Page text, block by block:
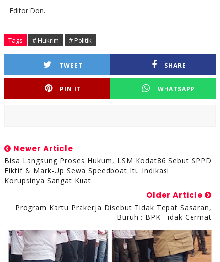
Editor Don.
Tags # Hukrim # Politik
TWEET SHARE
PIN IT WHATSAPP
Newer Article
Bisa Langsung Proses Hukum, LSM Kodat86 Sebut SPPD
Fiktif & Mark-Up Sewa Speedboat Itu Indikasi
Korupsinya Sangat Kuat
Older Article
Program Kartu Prakerja Disebut Tidak Tepat Sasaran,
Buruh : BPK Tidak Cermat